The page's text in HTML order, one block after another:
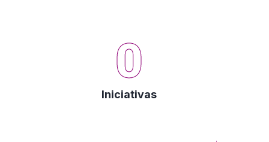
Iniciativas
0